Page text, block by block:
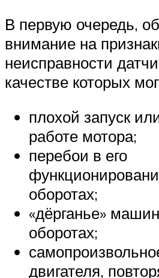
В первую очередь,
внимание на
неисправности
качестве которых
плохой запуск
работе мотора;
перебои в его
оборотах;
«дёрганье»
оборотах;
двигателя,